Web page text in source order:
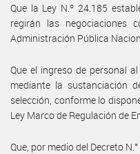
Que la Ley N.º 24.185
regirán las negociaciones
Administración Pública
Que el ingreso de personal
mediante la sustanciación
selección, conforme lo
Ley Marco de Regulación de
Que, por medio del Decreto